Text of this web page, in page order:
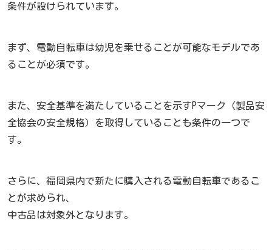
条件が設けられています。
まず、電動自転車は幼児を乗せることが可能なモデルであ
ることが必須です。
また、安全基準を満たしていることを示すPマーク（製品安
全協会の安全規格）を取得していることも条件の一つで
す。
さらに、福岡県内で新たに購入される電動自転車であるこ
とが求められ、
中古品は対象外となります。